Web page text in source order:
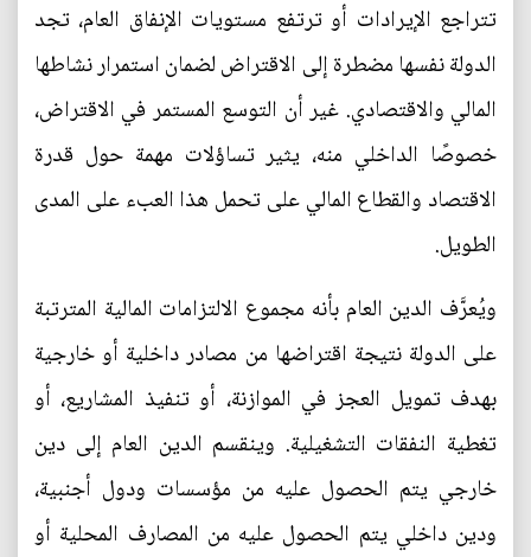
تتراجع الإيرادات أو ترتفع مستويات الإنفاق العام، تجد
الدولة نفسها مضطرة إلى الاقتراض لضمان استمرار نشاطها
المالي والاقتصادي. غير أن التوسع المستمر في الاقتراض،
خصوصًا الداخلي منه، يثير تساؤلات مهمة حول قدرة
الاقتصاد والقطاع المالي على تحمل هذا العبء على المدى
الطويل.
ويُعرَّف الدين العام بأنه مجموع الالتزامات المالية المترتبة
على الدولة نتيجة اقتراضها من مصادر داخلية أو خارجية
بهدف تمويل العجز في الموازنة، أو تنفيذ المشاريع، أو
تغطية النفقات التشغيلية. وينقسم الدين العام إلى دين
خارجي يتم الحصول عليه من مؤسسات ودول أجنبية،
ودين داخلي يتم الحصول عليه من المصارف المحلية أو